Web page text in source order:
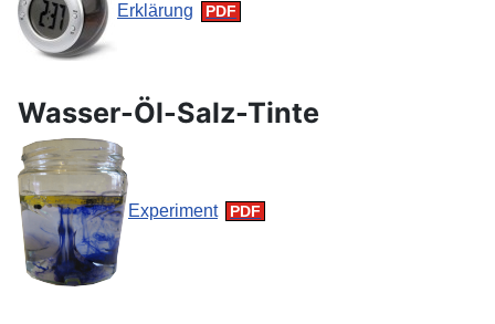
Erklärung
Wasser-Öl-Salz-Tinte
Experiment